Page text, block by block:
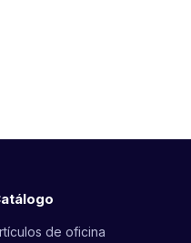
de oficina